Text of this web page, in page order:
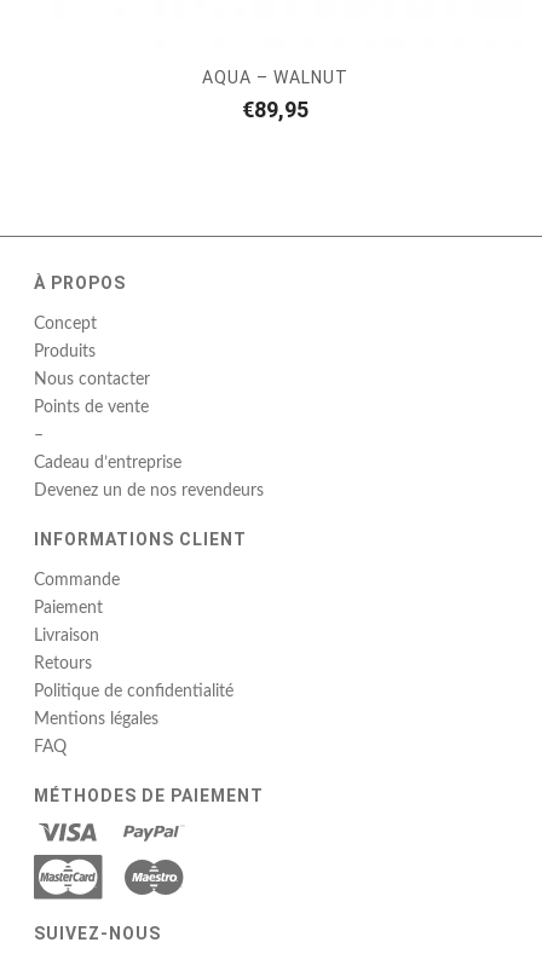
AQUA – WALNUT
€89,95
À PROPOS
Concept
Produits
Nous contacter
Points de vente
–
Cadeau d’entreprise
Devenez un de nos revendeurs
INFORMATIONS CLIENT
Commande
Paiement
Livraison
Retours
Politique de confidentialité
Mentions légales
FAQ
MÉTHODES DE PAIEMENT
SUIVEZ-NOUS